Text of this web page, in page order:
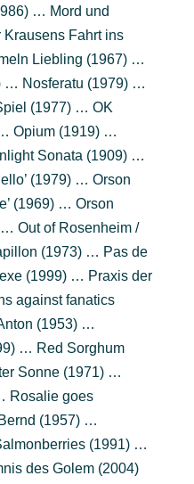
… Mord und
Fahrt ins
Liebling (1967) …
… Nosferatu (1979) …
(1977) … OK
Opium (1919) …
Sonata (1909) …
(1979) … Orson
(1969) … Orson
… Out of Rosenheim /
(1973) … Pas de
(1999) … Praxis der
against fanatics
(1953) …
… Red Sorghum
Sonne (1971) …
Rosalie goes
(1957) …
(1991) …
des Golem (2004)